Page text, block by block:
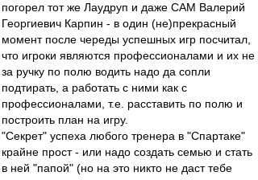
погорел тот же Лаудруп и даже САМ Валерий
Георгиевич Карпин - в один (не)прекрасный
момент после череды успешных игр посчитал,
что игроки являются профессионалами и их не
за ручку по полю водить надо да сопли
подтирать, а работать с ними как с
профессионалами, т.е. расставить по полю и
построить план на игру.
"Секрет" успеха любого тренера в "Спартаке"
крайне прост - или надо создать семью и стать
в ней "папой" (но на это никто не даст тебе